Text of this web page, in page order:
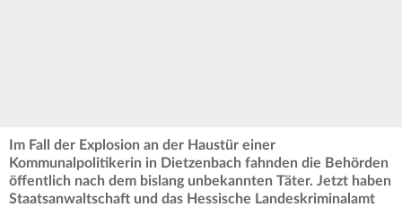
Im Fall der Explosion an der Haustür einer
Kommunalpolitikerin in Dietzenbach fahnden die Behörden
öffentlich nach dem bislang unbekannten Täter. Jetzt haben
Staatsanwaltschaft und das Hessische Landeskriminalamt